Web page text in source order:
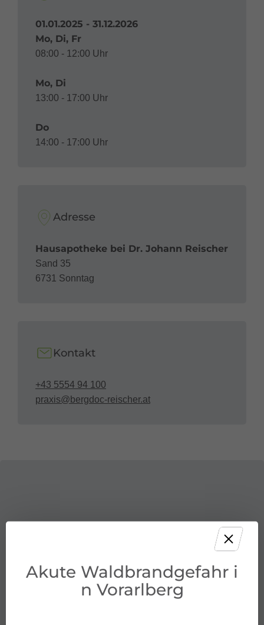
01.01.2025 - 31.12.2026
Mo, Di, Fr
08:00 - 12:00 Uhr
Mo, Di
13:00 - 17:00 Uhr
Do
14:00 - 17:00 Uhr
Adresse
Hausapotheke bei Dr. Johann Reischer
Sand 35
6731 Sonntag
Kontakt
+43 5554 94 100
praxis@bergdoc-reischer.at
Akute Waldbrandgefahr i
n Vorarlberg